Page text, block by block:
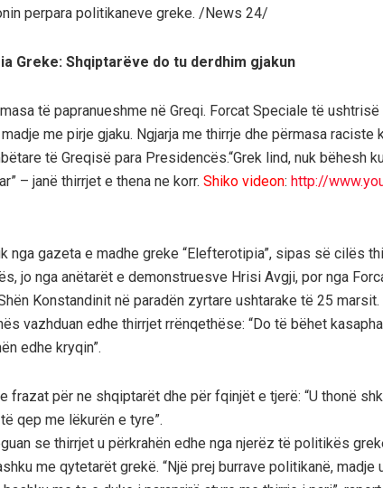
perpara politikaneve greke. /News 24/
Greke: Shqiptarëve do tu derdhim gjakun
të papranueshme në Greqi. Forcat Speciale të
me pirje gjaku. Ngjarja me thirrje dhe përmasa raciste
të Greqisë para Presidencës.“Grek lind, nuk bëhesh
– janë thirrjet e thena ne korr. Shiko videon: http://
nga gazeta e madhe greke “Elefterotipia”, sipas së cilës
jo nga anëtarët e demonstruesve Hrisi Avgji, por nga
Konstandinit në paradën zyrtare ushtarake të 25 marsit.
vazhduan edhe thirrjet rrënqethëse: “Do të bëhet
edhe kryqin”.
frazat për ne shqiptarët dhe për fqinjët e tjerë: “U thonë
qep me lëkurën e tyre”.
se thirrjet u përkrahën edhe nga njerëz të politikës
me qytetarët grekë. “Një prej burrave politikanë, madje